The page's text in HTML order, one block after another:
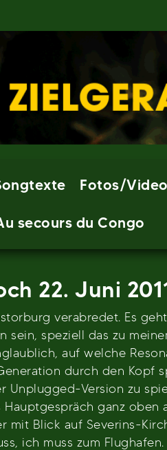
Fotos/
secours du Congo
22. Juni
verabredet. Es
sein, speziell das zu
auf welche
durch den Kopf
Unplugged-Version zu
ganz
Blick auf Severins-
ich muss zum